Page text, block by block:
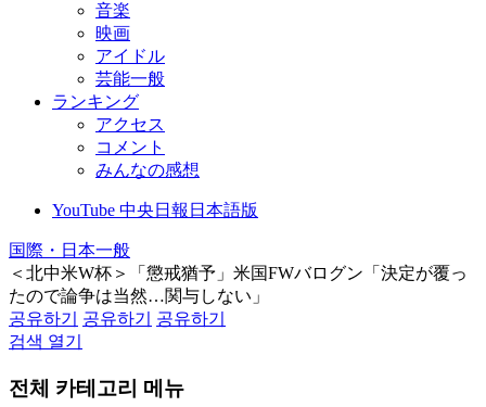
音楽
映画
アイドル
芸能一般
ランキング
アクセス
コメント
みんなの感想
YouTube 中央日報日本語版
国際・日本一般
＜北中米W杯＞「懲戒猶予」米国FWバログン「決定が覆っ
たので論争は当然…関与しない」
공유하기
공유하기
공유하기
검색 열기
전체 카테고리 메뉴